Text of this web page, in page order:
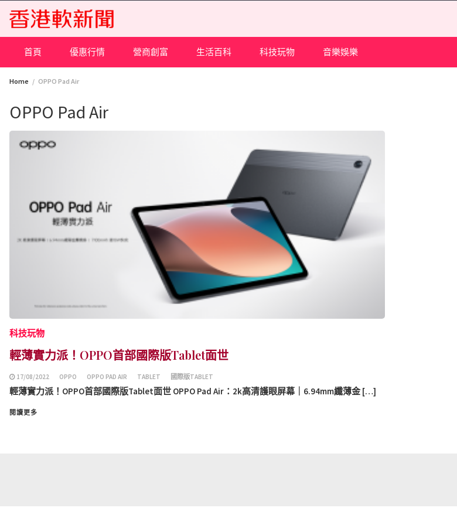
content
首頁 優惠行情 營商創富 生活百科 科技玩物 音樂娛樂
Home OPPO Pad Air
OPPO Pad Air
科技玩物
輕薄實力派！OPPO首部國際版Tablet面世
17/08/2022 OPPO OPPO PAD AIR TABLET 國際版TABLET
輕薄實力派！OPPO首部國際版Tablet面世 OPPO Pad Air：2k高清護眼屏幕｜6.94mm纖薄金 […]
閱讀更多